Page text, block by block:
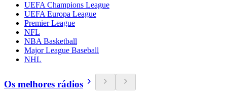
UEFA Champions League
UEFA Europa League
Premier League
NFL
NBA Basketball
Major League Baseball
NHL
Os melhores rádios